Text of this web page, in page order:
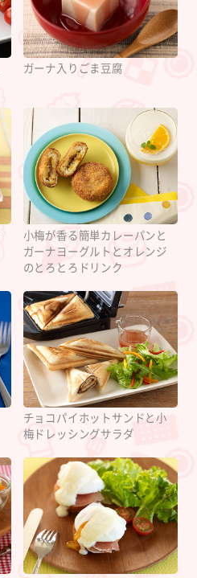
ガーナ入りごま豆腐
小梅が香る簡単カレーパンと
ガーナヨーグルトとオレンジ
のとろとろドリンク
チョコパイホットサンドと小
梅ドレッシングサラダ